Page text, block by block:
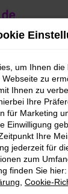
mit
günstige
um Ihnen die
zu
Ihnen zu
Ihre
für Marketing
Einwilligung
Ihre
jederzeit für
zum
finden Sie hier:
Cookie-